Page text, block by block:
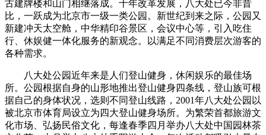
古建牌楼和山门相继落成。十年改革发展，八大处已今非昔
比，一跃成为北京市一级一类公园。新世纪到来之际，公园又
新建冲天太空舱，中华精印谷景区，会议中心等，引入吃住
行、休娱健一体化服务的新观念。以满足不同消费层次游客的
各种需求。
八大处公园近年来是人们登山健身，休闲娱乐的最佳场
所。公园根据自身的山形地推出登山健身四条线，登山族可根
据自己的身体状况，选则不同登山线路，2001年八大处公园以
被北京市体育局设立为四大登山健身场所。为繁荣首都旅游文
化市场、弘扬民俗文化，每逢春季四月举办八大处中国园林茶